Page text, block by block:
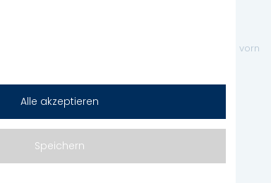
USB-Anschlüsse (Typ C) Mittelkonsole vorn
Airbag Fahrerseite
Elektron. Stabilitäts-Programm (ESP)
Alle akzeptieren
Speichern